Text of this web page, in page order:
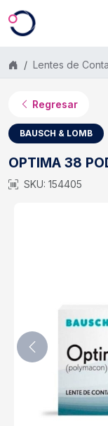
Saltar al contenido
Lentes de
Regresar
BAUSCH & LOMB
OPTIMA 38
SKU: 154405